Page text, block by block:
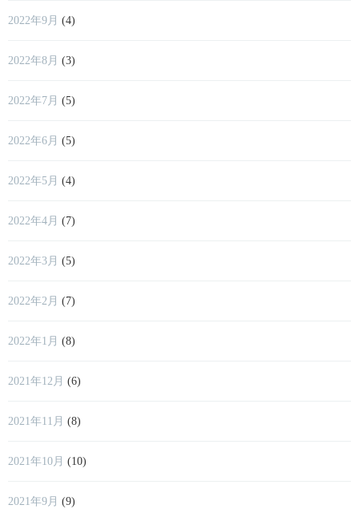
2022年9月 (4)
2022年8月 (3)
2022年7月 (5)
2022年6月 (5)
2022年5月 (4)
2022年4月 (7)
2022年3月 (5)
2022年2月 (7)
2022年1月 (8)
2021年12月 (6)
2021年11月 (8)
2021年10月 (10)
2021年9月 (9)